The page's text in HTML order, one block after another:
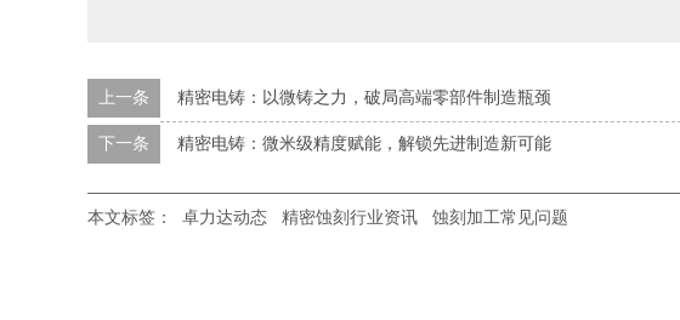
上一条 精密电铸：以微铸之力，破局高端零部件制造瓶颈
下一条 精密电铸：微米级精度赋能，解锁先进制造新可能
本文标签： 卓力达动态 精密蚀刻行业资讯 蚀刻加工常见问题